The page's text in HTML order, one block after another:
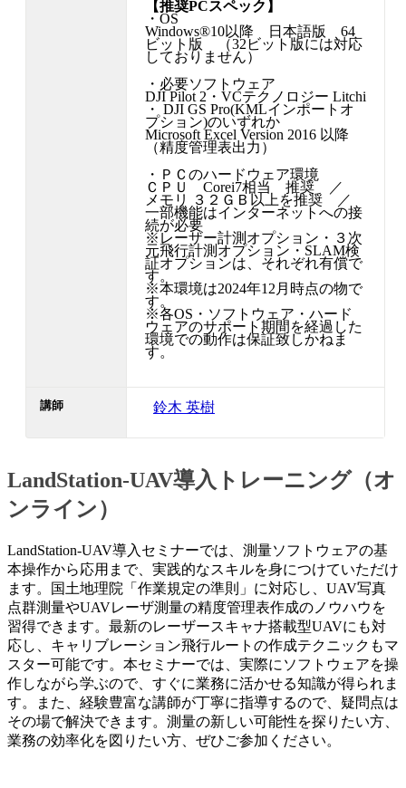
【推奨PCスペック】
・OS
Windows®10以降 日本語版 64
ビット版 （32ビット版には対応
しておりません）
・必要ソフトウェア
DJI Pilot 2・VCテクノロジー Litchi
・ DJI GS Pro(KMLインポートオ
プション)のいずれか
Microsoft Excel Version 2016 以降
（精度管理表出力）
・ＰＣのハードウェア環境
ＣＰＵ Corei7相当 推奨 ／
メモリ ３２ＧＢ以上を推奨 ／
一部機能はインターネットへの接
続が必要
※レーザー計測オプション・３次
元飛行計測オプション・SLAM検
証オプションは、それぞれ有償で
す。
※本環境は2024年12月時点の物で
す。
※各OS・ソフトウェア・ハード
ウェアのサポート期間を経過した
環境での動作は保証致しかねま
す。
講師 鈴木 英樹
LandStation-UAV導入トレーニング（オ
ンライン）
LandStation-UAV導入セミナーでは、測量ソフトウェアの基
本操作から応用まで、実践的なスキルを身につけていただけ
ます。国土地理院「作業規定の準則」に対応し、UAV写真
点群測量やUAVレーザ測量の精度管理表作成のノウハウを
習得できます。最新のレーザースキャナ搭載型UAVにも対
応し、キャリブレーション飛行ルートの作成テクニックもマ
スター可能です。本セミナーでは、実際にソフトウェアを操
作しながら学ぶので、すぐに業務に活かせる知識が得られま
す。また、経験豊富な講師が丁寧に指導するので、疑問点は
その場で解決できます。測量の新しい可能性を探りたい方、
業務の効率化を図りたい方、ぜひご参加ください。